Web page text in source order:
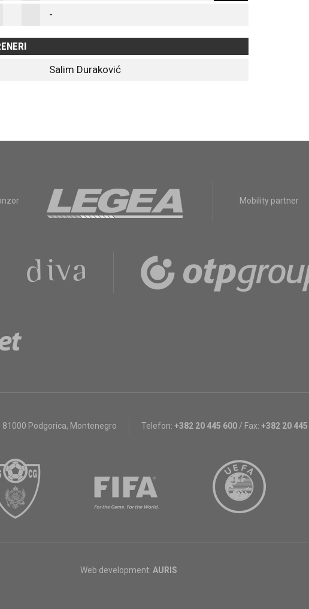
-
Salim Duraković
Mobility partner
81000 Podgorica, Montenegro Telefon: +382 20 445 600 / Fax: +382 20 445
Web development: AURIS